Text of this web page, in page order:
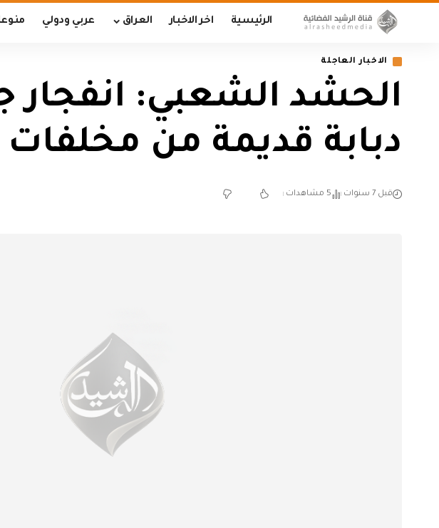
الرئيسية اخر الاخبار العراق عربي ودولي
الاخبار العاجلة
الحشد الشعبي: انفجار
دبابة قديمة من
قبل 7 سنوات 5 مشاهدات